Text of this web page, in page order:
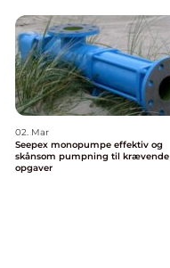
02. Mar
Seepex monopumpe effektiv og
skånsom pumpning til krævende
opgaver